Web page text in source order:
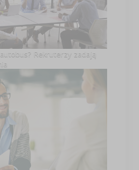
autobus? Rekruterzy zadają